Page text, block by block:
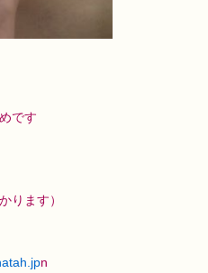
です
ります）
n